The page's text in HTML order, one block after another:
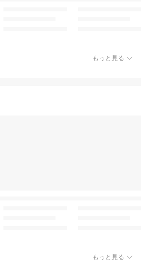
もっと見る
もっと見る